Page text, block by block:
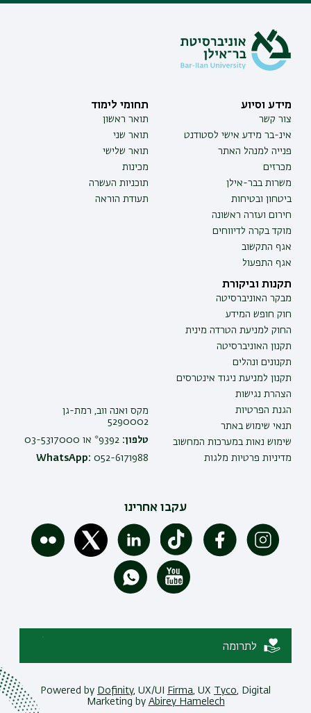
מידע וסיוע
צור קשר
אינ-בר מידע אישי לסטודנט
פנייה למנהל האתר
מכרזים
משרות בבר-אילן
ביטחון ובטיחות
חירום ועזרה ראשונה
מוקד בקרה לדיווחים
אגף התקשוב
אגף התפעול
תחומי לימוד
תואר ראשון
תואר שני
תואר שלישי
מכינות
תוכניות העשרה
תעודת הוראה
תקנות וביקורת
מבקר האוניברסיטה
חוק חופש המידע
החוק למניעת הטרדה מינית
תקנון האוניברסיטה
תקנונים ונהלים
תקנון למניעת ניגוד אינטרסים
הצהרת נגישות
הגנת הפרטיות
תנאי שימוש באתר
שימוש נאות במערכות המחשוב
מדיניות פרטיות מלגות
מקס ואנה ווב, רמת-גן
5290002
טלפון:
WhatsApp: 052-6171988
עקבו אחרינו
לתרומה
Powered by Dofinity, UX/UI Firma , UX Tyco , Digital
Marketing by Abirey Hamelech